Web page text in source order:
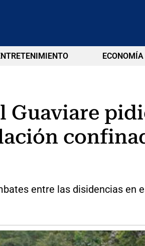
ECONOMÍA
Guaviare
entre las disidencias en